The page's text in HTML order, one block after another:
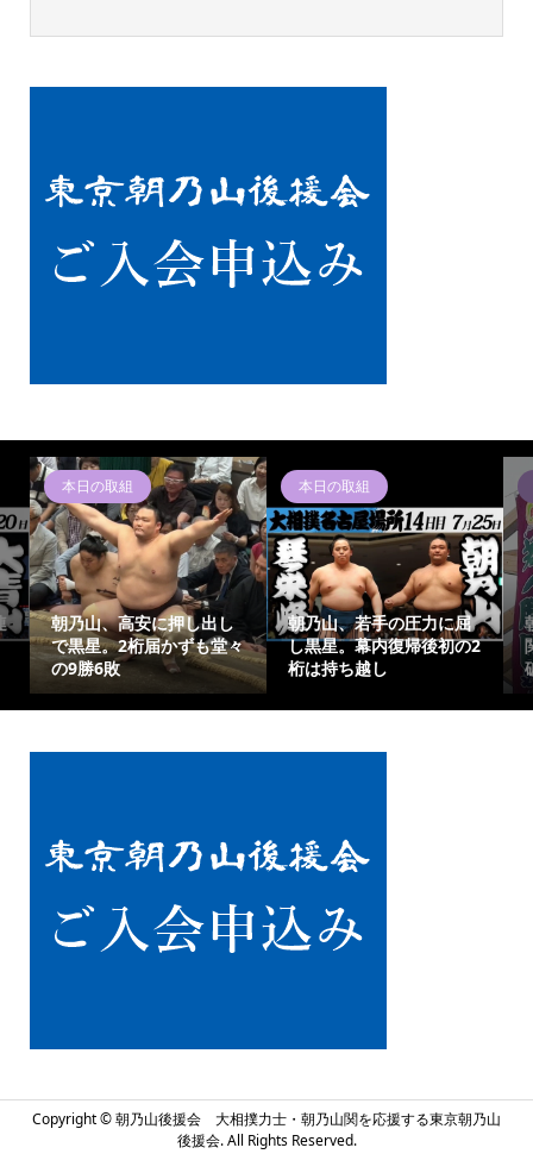
本日の取組
朝乃山、若手の圧力に屈
し黒星。幕内復帰後初の2
桁は持ち越し
朝乃山ニュース
朝乃山、千秋楽は元大
関・高安と激突！難敵撃
破で有終の美を
朝乃
朝乃山
琴栄峰
けた
Copyright ©朝乃山後援会 大相撲力士・朝乃山関を応援する東京朝乃山
後援会. All Rights Reserved.